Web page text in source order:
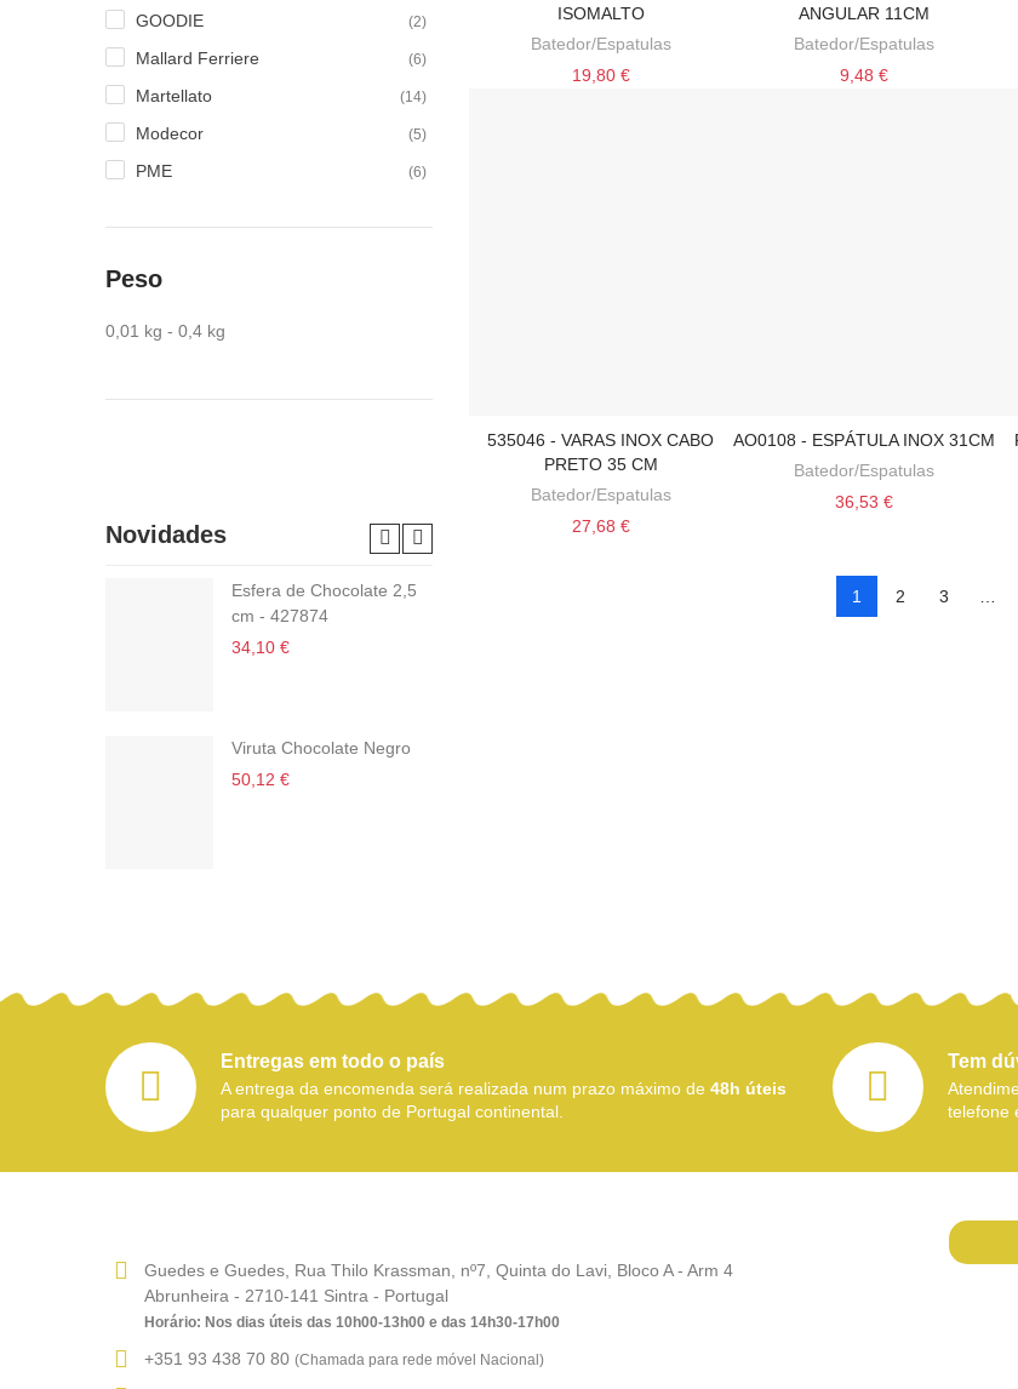
ISOMALTO
Batedor/Espatulas
19,80 €
ANGULAR 11CM
Batedor/Espatulas
9,48 €
ADICIONAR AO CARRINHO
535046 - VARAS INOX CABO
PRETO 35 CM
Batedor/Espatulas
27,68 €
ADICIONAR AO CARRINHO
AO0108 - ESPÁTULA INOX 31CM
Batedor/Espatulas
36,53 €
1 2 3
GOODIE (2)
Mallard Ferriere (6)
Martellato (14)
Modecor (5)
PME (6)
Peso
0,01 kg - 0,4 kg
Novidades
Esfera de Chocolate 2,5
cm - 427874
34,10 €
Viruta Chocolate Negro
50,12 €
Entregas em todo o país
A entrega da encomenda será realizada num prazo máximo de 48h úteis
para qualquer ponto de Portugal continental.
Tem
telefone
Guedes e Guedes, Rua Thilo Krassman, nº7, Quinta do Lavi, Bloco A - Arm 4
Abrunheira - 2710-141 Sintra - Portugal
Horário: Nos dias úteis das 10h00-13h00 e das 14h30-17h00
+351 93 438 70 80 (Chamada para rede móvel Nacional)